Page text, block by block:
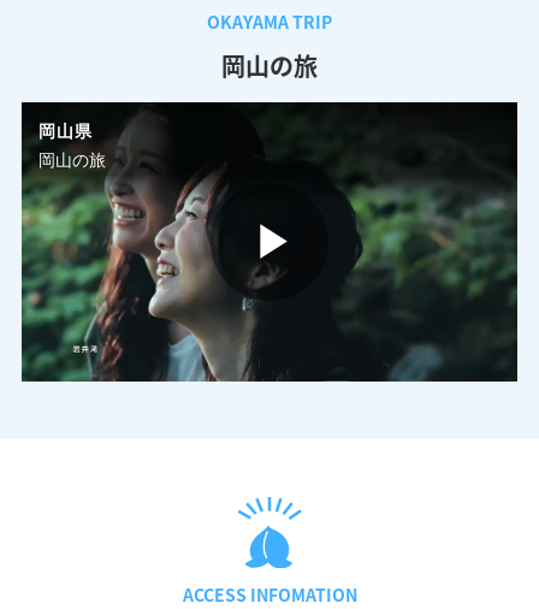
OKAYAMA TRIP
岡山の旅
岡山県
岡山の旅
P
a
ACCESS INFOMATION